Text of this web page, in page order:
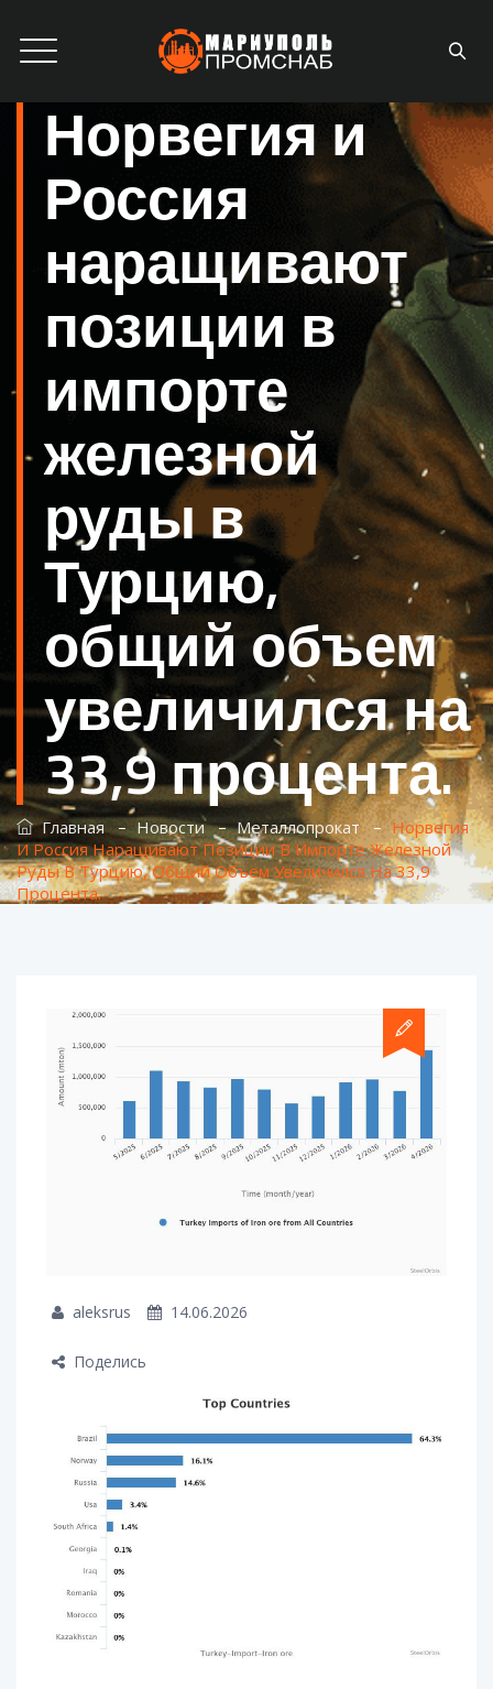
Норвегия и
Россия
наращивают
позиции в
импорте
железной
руды в
Турцию,
общий объем
увеличился на
33,9 процента.
Главная–Новости–Металлопрокат–Норвегия
И Россия Наращивают Позиции В Импорте Железной
Руды В Турцию, Общий Объем Увеличился На 33,9
Процента.
aleksrus 14.06.2026
Поделись